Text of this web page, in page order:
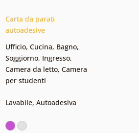
Carta da parati
autoadesive
Ufficio, Cucina, Bagno,
Soggiorno, Ingresso,
Camera da letto, Camera
per studenti
Lavabile, Autoadesiva